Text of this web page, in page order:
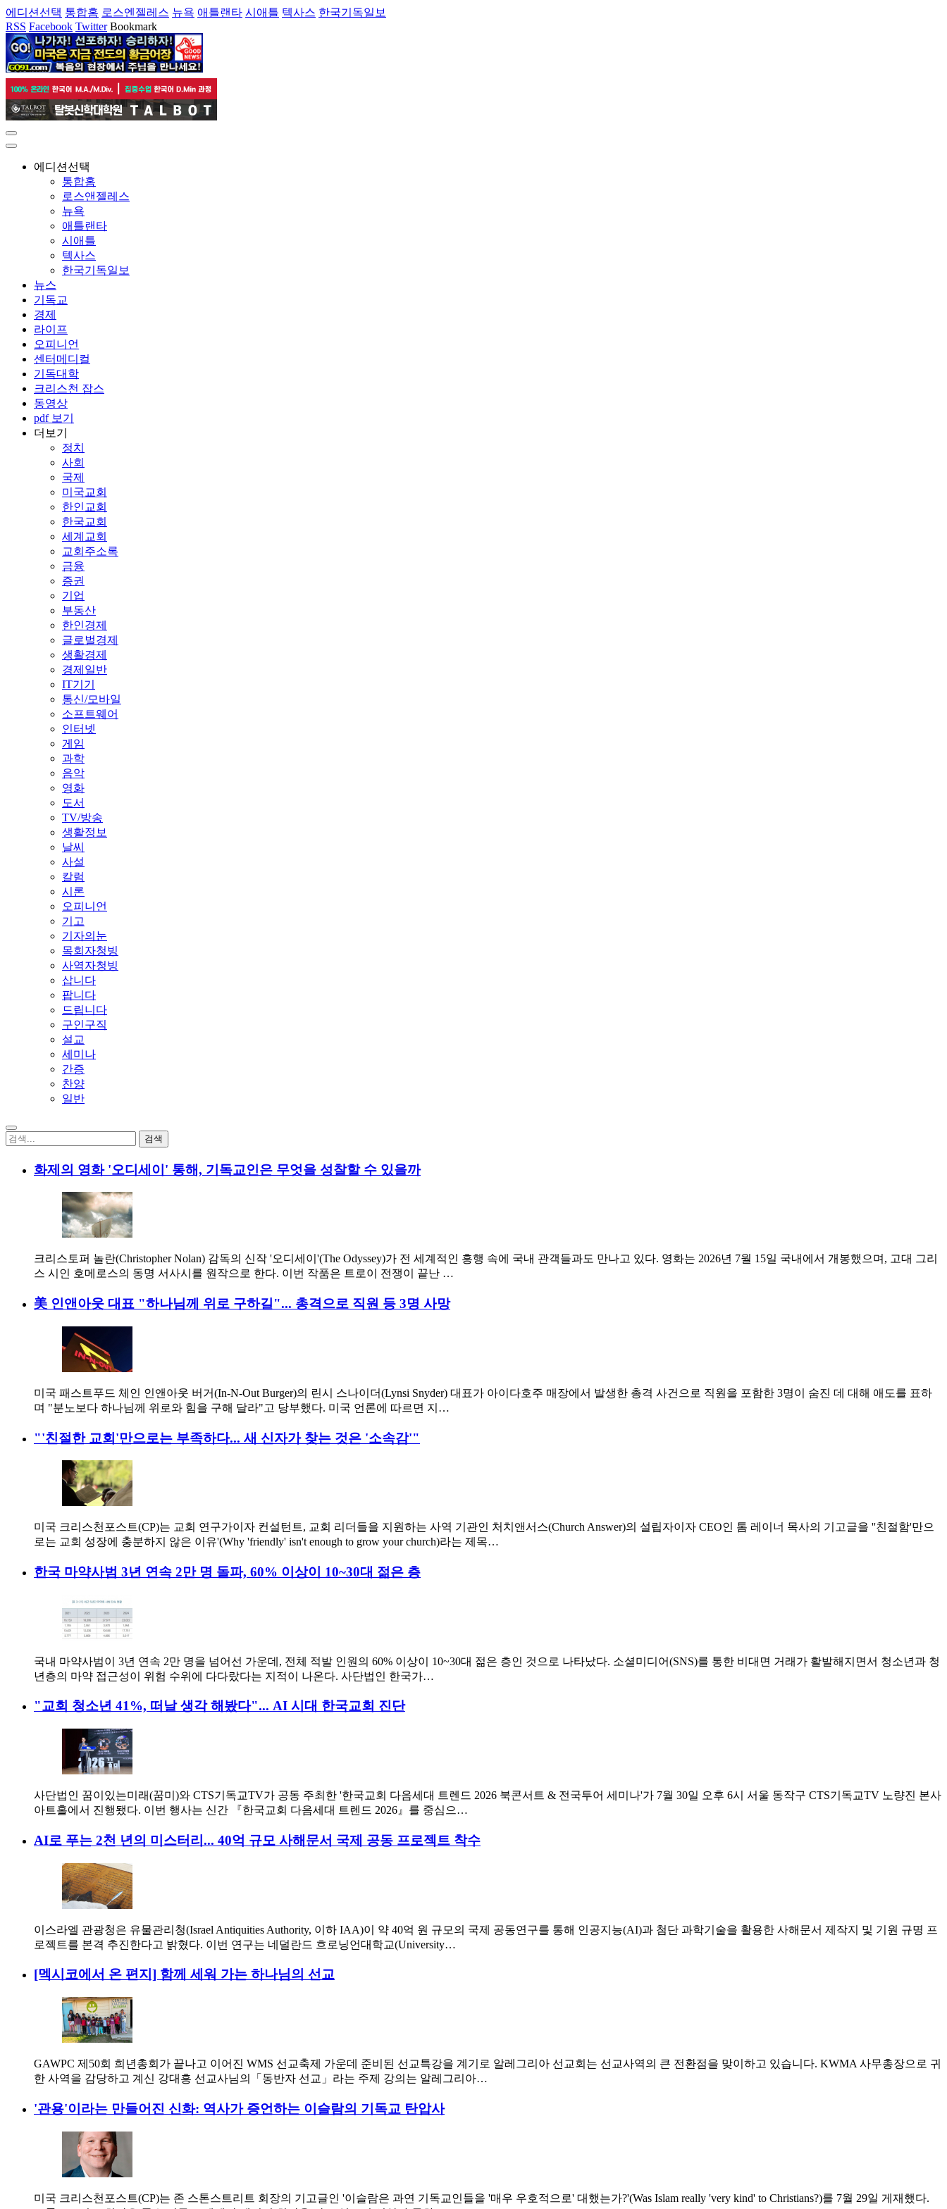
에디션선택 통합홈 로스엔젤레스 뉴욕 애틀랜타 시애틀 텍사스 한국기독일보
RSS Facebook Twitter Bookmark
에디션선택
통합홈
로스앤젤레스
뉴욕
애틀랜타
시애틀
텍사스
한국기독일보
뉴스
기독교
경제
라이프
오피니언
센터메디컬
기독대학
크리스천 잡스
동영상
pdf 보기
더보기
정치
사회
국제
미국교회
한인교회
한국교회
세계교회
교회주소록
금융
증권
기업
부동산
한인경제
글로벌경제
생활경제
경제일반
IT기기
통신/모바일
소프트웨어
인터넷
게임
과학
음악
영화
도서
TV/방송
생활정보
날씨
사설
칼럼
시론
오피니언
기고
기자의눈
목회자청빙
사역자청빙
삽니다
팝니다
드립니다
구인구직
설교
세미나
간증
찬양
일반
화제의 영화 '오디세이' 통해, 기독교인은 무엇을 성찰할 수 있을까
크리스토퍼 놀란(Christopher Nolan) 감독의 신작 '오디세이'(The Odyssey)가 전 세계적인 흥행 속에 국내 관객들과도 만나고 있다. 영화는 2026년 7월 15일 국내에서 개봉했으며, 고대 그리
스 시인 호메로스의 동명 서사시를 원작으로 한다. 이번 작품은 트로이 전쟁이 끝난 …
美 인앤아웃 대표 "하나님께 위로 구하길"... 총격으로 직원 등 3명 사망
미국 패스트푸드 체인 인앤아웃 버거(In-N-Out Burger)의 린시 스나이더(Lynsi Snyder) 대표가 아이다호주 매장에서 발생한 총격 사건으로 직원을 포함한 3명이 숨진 데 대해 애도를 표하
며 "분노보다 하나님께 위로와 힘을 구해 달라"고 당부했다. 미국 언론에 따르면 지…
"'친절한 교회'만으로는 부족하다... 새 신자가 찾는 것은 '소속감'"
미국 크리스천포스트(CP)는 교회 연구가이자 컨설턴트, 교회 리더들을 지원하는 사역 기관인 처치앤서스(Church Answer)의 설립자이자 CEO인 톰 레이너 목사의 기고글을 ''친절함'만으
로는 교회 성장에 충분하지 않은 이유'(Why 'friendly' isn't enough to grow your church)라는 제목…
한국 마약사범 3년 연속 2만 명 돌파, 60% 이상이 10~30대 젊은 층
국내 마약사범이 3년 연속 2만 명을 넘어선 가운데, 전체 적발 인원의 60% 이상이 10~30대 젊은 층인 것으로 나타났다. 소셜미디어(SNS)를 통한 비대면 거래가 활발해지면서 청소년과 청
년층의 마약 접근성이 위험 수위에 다다랐다는 지적이 나온다. 사단법인 한국가…
"교회 청소년 41%, 떠날 생각 해봤다"... AI 시대 한국교회 진단
사단법인 꿈이있는미래(꿈미)와 CTS기독교TV가 공동 주최한 '한국교회 다음세대 트렌드 2026 북콘서트 & 전국투어 세미나'가 7월 30일 오후 6시 서울 동작구 CTS기독교TV 노량진 본사
아트홀에서 진행됐다. 이번 행사는 신간 『한국교회 다음세대 트렌드 2026』를 중심으…
AI로 푸는 2천 년의 미스터리... 40억 규모 사해문서 국제 공동 프로젝트 착수
이스라엘 관광청은 유물관리청(Israel Antiquities Authority, 이하 IAA)이 약 40억 원 규모의 국제 공동연구를 통해 인공지능(AI)과 첨단 과학기술을 활용한 사해문서 제작지 및 기원 규명 프
로젝트를 본격 추진한다고 밝혔다. 이번 연구는 네덜란드 흐로닝언대학교(University…
[멕시코에서 온 편지] 함께 세워 가는 하나님의 선교
GAWPC 제50회 희년총회가 끝나고 이어진 WMS 선교축제 가운데 준비된 선교특강을 계기로 알레그리아 선교회는 선교사역의 큰 전환점을 맞이하고 있습니다. KWMA 사무총장으로 귀
한 사역을 감당하고 계신 강대흥 선교사님의「동반자 선교」라는 주제 강의는 알레그리아…
'관용'이라는 만들어진 신화: 역사가 증언하는 이슬람의 기독교 탄압사
미국 크리스천포스트(CP)는 존 스톤스트리트 회장의 기고글인 '이슬람은 과연 기독교인들을 '매우 우호적으로' 대했는가?'(Was Islam really 'very kind' to Christians?)를 7월 29일 게재했다.